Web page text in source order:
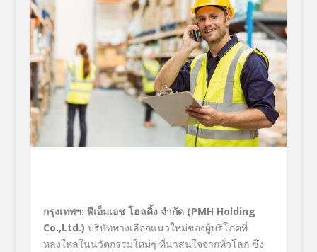
กรุงเทพฯ: พีเอ็มเอช โฮลดิ้ง จำกัด (PMH Holding
Co.,Ltd.) บริษัททางเลือกแนวใหม่ของผู้บริโภคที่
หลงใหลในนวัตกรรมใหม่ๆ ที่น่าสนใจจากทั่วโลก ซึ่ง